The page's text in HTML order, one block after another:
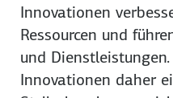
Innovationen
Ressourcen und
und
Innovationen daher